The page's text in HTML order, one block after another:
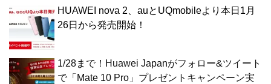
HUAWEI nova 2、auとUQmobileより本日1月
26日から発売開始！
1/28まで！Huawei Japanがフォロー&ツイート
で「Mate 10 Pro」プレゼントキャンペーン実